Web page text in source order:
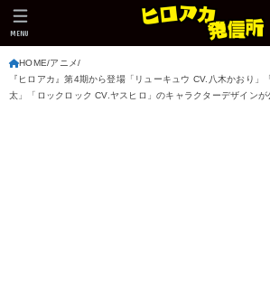
MENU
HOME アニメ
『ヒロアカ』第4期から登場「リューキュウ CV.八木かおり」
太」「ロックロック CV.ヤスヒロ」のキャラクターデザインが